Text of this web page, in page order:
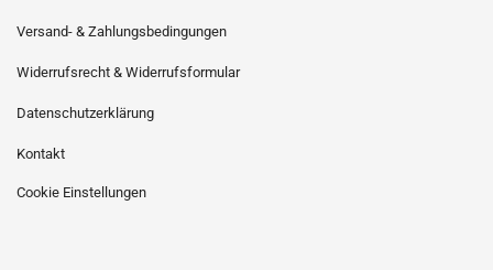
Versand- & Zahlungsbedingungen
Widerrufsrecht & Widerrufsformular
Datenschutzerklärung
Kontakt
Cookie Einstellungen